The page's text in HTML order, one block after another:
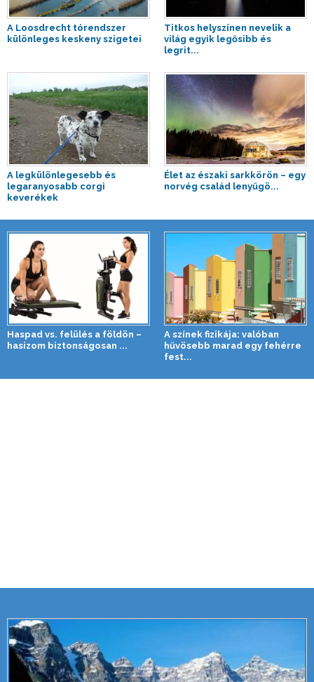
A Loosdrecht tórendszer
különleges keskeny szigetei
Titkos helyszínen nevelik a
világ egyik legősibb és
legrit...
A legkülönlegesebb és
legaranyosabb corgi
keverékek
Élet az északi sarkkörön – egy
norvég család lenyűgö...
Haspad vs. felülés a földön –
hasizom biztonságosan ...
A színek fizikája: valóban
hűvösebb marad egy fehérre
fest...